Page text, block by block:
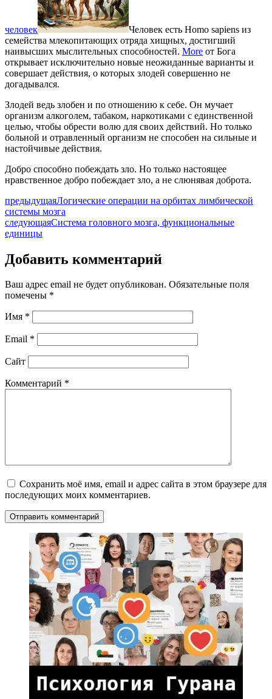
человек
Человек есть Homo sapiens из
семейства млекопитающих отряда хищных, достигший
наивысших мыслительных способностей. More от Бога
открывает исключительно новые неожиданные варианты и
совершает действия, о которых злодей совершенно не
догадывался.
Злодей ведь злобен и по отношению к себе. Он мучает
организм алкоголем, табаком, наркотиками с единственной
целью, чтобы обрести волю для своих действий. Но только
больной и отравленный организм не способен на сильные и
настойчивые действия.
Добро способно побеждать зло. Но только настоящее
нравственное добро побеждает зло, а не слюнявая доброта.
предыдущаяЛогические операции на орбитах лимбической
системы мозга
следующаяСистема головного мозга, функциональные
единицы
Добавить комментарий
Ваш адрес email не будет опубликован. Обязательные поля
помечены *
Имя *
Email *
Сайт
Комментарий *
Сохранить моё имя, email и адрес сайта в этом браузере для
последующих моих комментариев.